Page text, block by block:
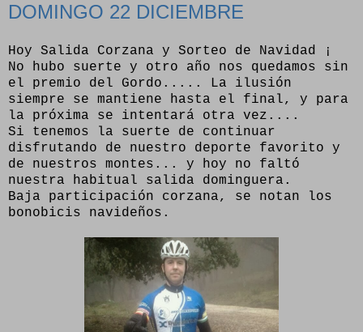
DOMINGO 22 DICIEMBRE
Hoy Salida Corzana y Sorteo de Navidad ¡
No hubo suerte y otro año nos quedamos sin
el premio del Gordo..... La ilusión
siempre se mantiene hasta el final, y para
la próxima se intentará otra vez....
Si tenemos la suerte de continuar
disfrutando de nuestro deporte favorito y
de nuestros montes... y hoy no faltó
nuestra habitual salida dominguera.
Baja participación corzana, se notan los
bonobicis navideños.